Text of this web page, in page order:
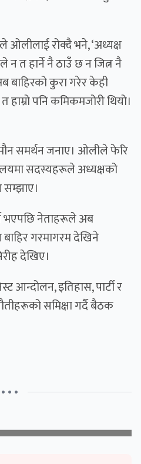
ओलीलाई रोक्दै भने, ‘अध्यक्ष
त हार्ने नै ठाउँ छ न जित्न नै
बाहिरको कुरा गरेर केही
हाम्रो पनि कमिकमजोरी थियो।
समर्थन जनाए। ओलीले फेरि
सदस्यहरूले अध्यक्षको
भएपछि नेताहरूले अब
बाहिर गरमागरम देखिने
देखिए।
आन्दोलन, इतिहास, पार्टी र
समिक्षा गर्दै बैठक
• • •